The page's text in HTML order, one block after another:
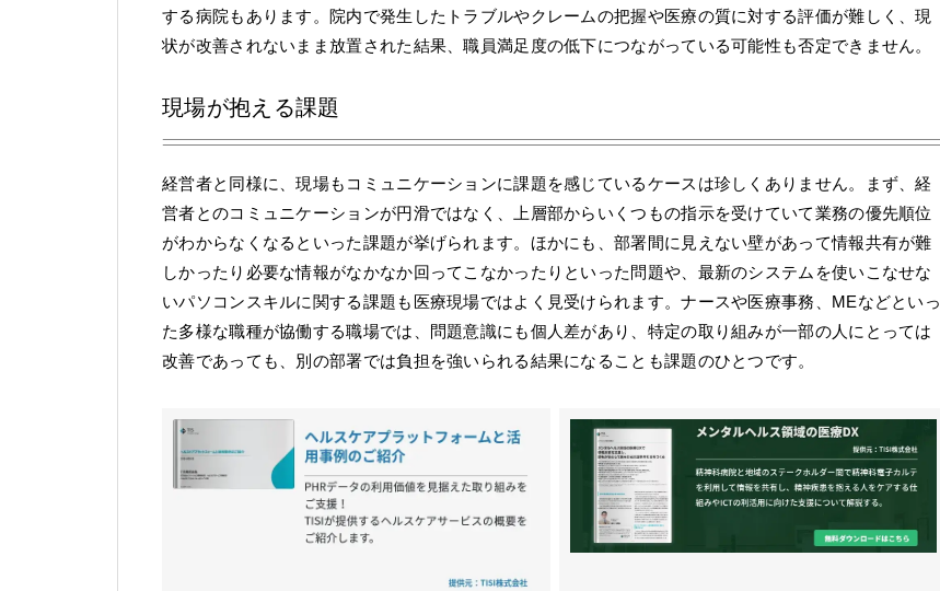
する病院もあります。院内で発生したトラブルやクレームの把握や医療の質に対する評価が難しく、現
状が改善されないまま放置された結果、職員満足度の低下につながっている可能性も否定できません。
現場が抱える課題
経営者と同様に、現場もコミュニケーションに課題を感じているケースは珍しくありません。まず、経
営者とのコミュニケーションが円滑ではなく、上層部からいくつもの指示を受けていて業務の優先順位
がわからなくなるといった課題が挙げられます。ほかにも、部署間に見えない壁があって情報共有が難
しかったり必要な情報がなかなか回ってこなかったりといった問題や、最新のシステムを使いこなせな
いパソコンスキルに関する課題も医療現場ではよく見受けられます。ナースや医療事務、MEなどといっ
た多様な職種が協働する職場では、問題意識にも個人差があり、特定の取り組みが一部の人にとっては
改善であっても、別の部署では負担を強いられる結果になることも課題のひとつです。